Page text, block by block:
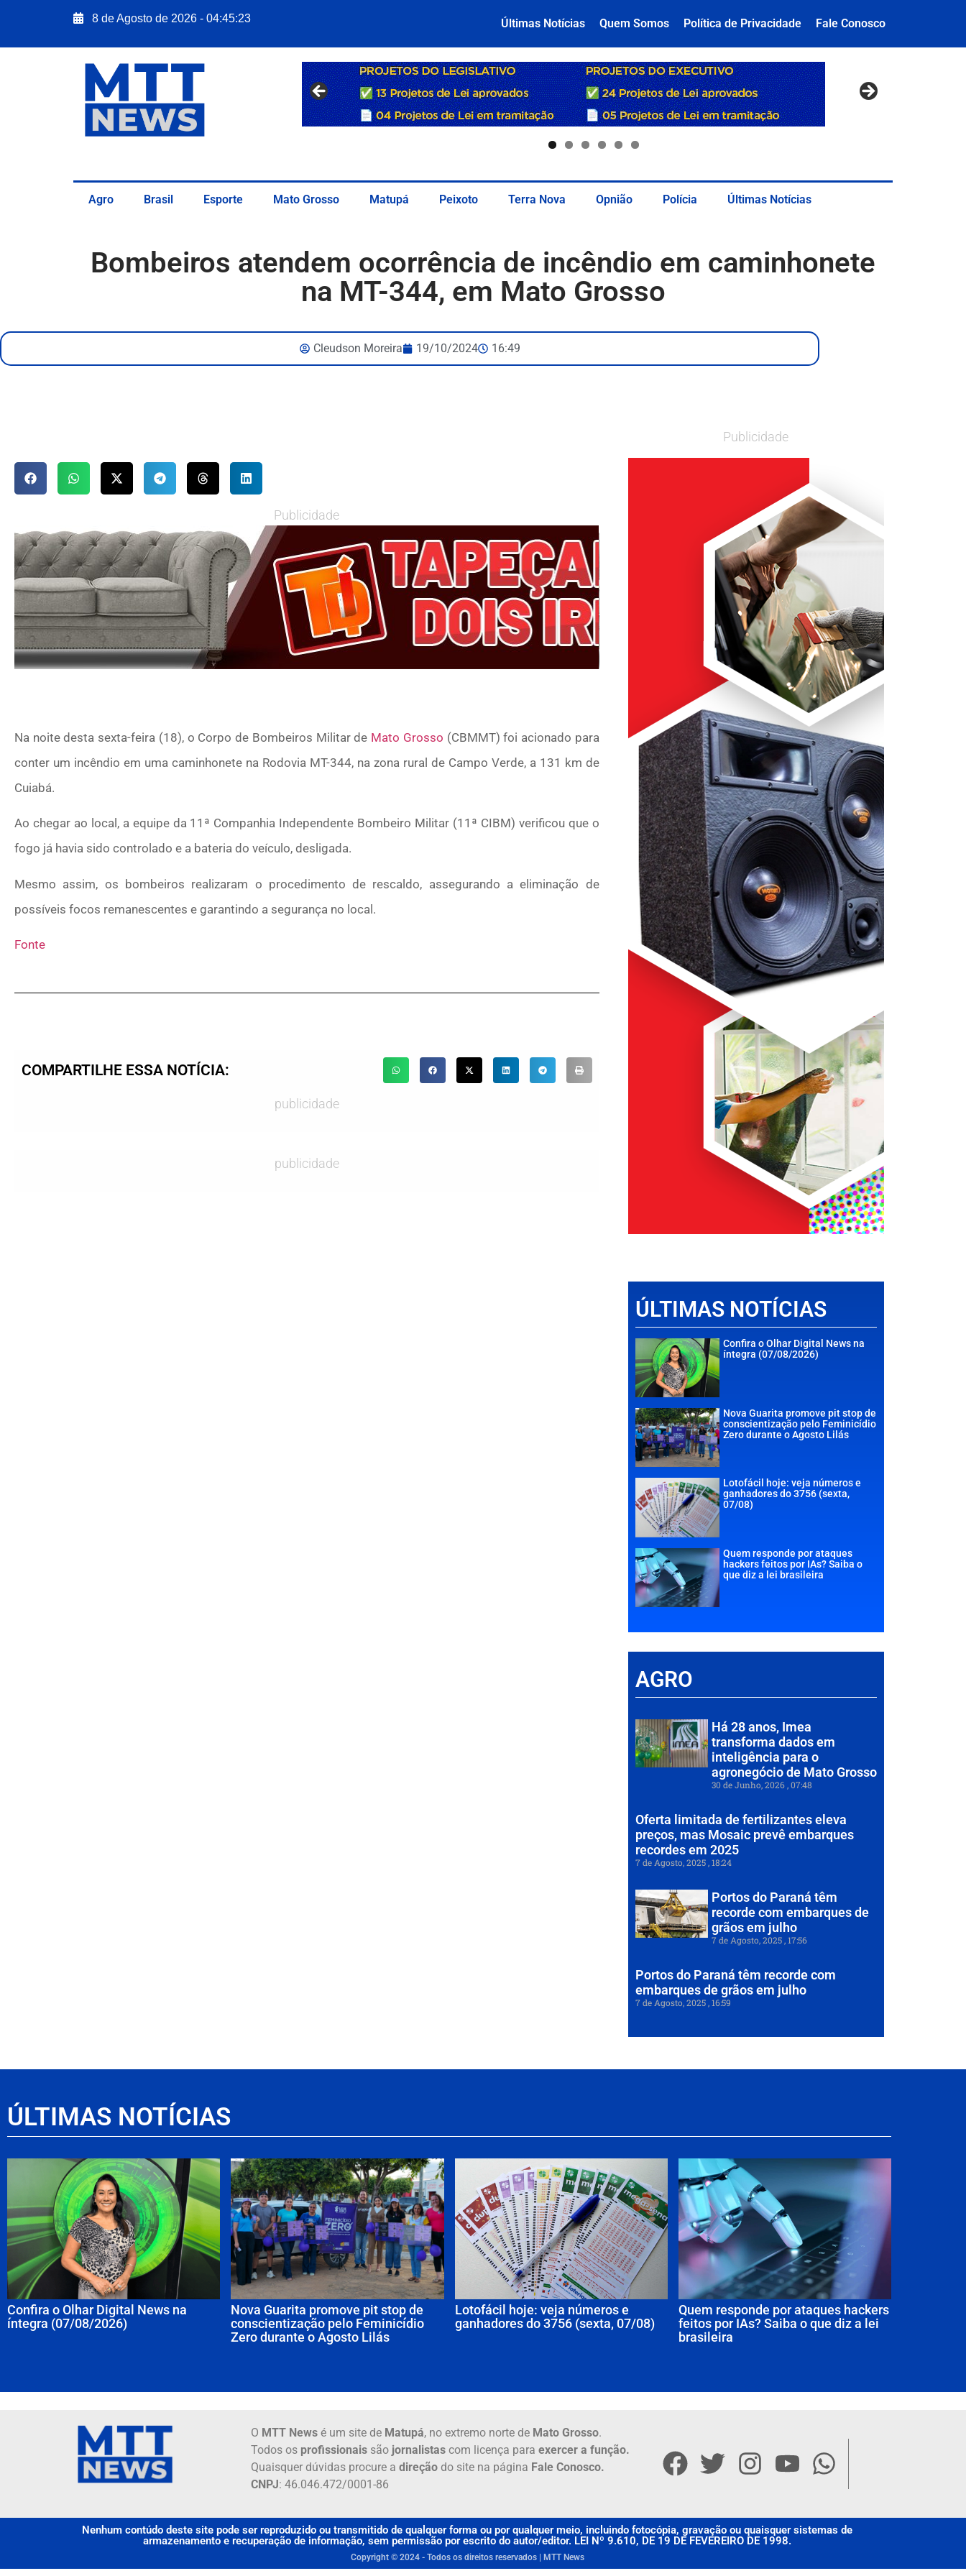
8 de Agosto de 2026 - 04:45:24 Últimas Notícias Quem Somos Política de Privacidade Fale Conosco
Agro Brasil Esporte Mato Grosso Matupá Peixoto Terra Nova Opnião Polícia Últimas Notícias
Bombeiros atendem ocorrência de incêndio em caminhonete
na MT-344, em Mato Grosso
Cleudson Moreira 19/10/2024 16:49
Publicidade
Na noite desta sexta-feira (18), o Corpo de Bombeiros Militar de Mato Grosso (CBMMT) foi acionado para
conter um incêndio em uma caminhonete na Rodovia MT-344, na zona rural de Campo Verde, a 131 km de
Cuiabá.
Ao chegar ao local, a equipe da 11ª Companhia Independente Bombeiro Militar (11ª CIBM) verificou que o
fogo já havia sido controlado e a bateria do veículo, desligada.
Mesmo assim, os bombeiros realizaram o procedimento de rescaldo, assegurando a eliminação de
possíveis focos remanescentes e garantindo a segurança no local.
Fonte
COMPARTILHE ESSA NOTÍCIA:
publicidade
publicidade
Publicidade
ÚLTIMAS NOTÍCIAS
Confira o Olhar Digital News na
íntegra (07/08/2026)
Nova Guarita promove pit stop de
conscientização pelo Feminicídio
Zero durante o Agosto Lilás
Lotofácil hoje: veja números e
ganhadores do 3756 (sexta,
07/08)
Quem responde por ataques
hackers feitos por IAs? Saiba o
que diz a lei brasileira
AGRO
Há 28 anos, Imea
transforma dados em
inteligência para o
agronegócio de Mato Grosso
30 de Junho, 2026 07:48
Oferta limitada de fertilizantes eleva
preços, mas Mosaic prevê embarques
recordes em 2025
7 de Agosto, 2025 18:24
Portos do Paraná têm
recorde com embarques de
grãos em julho
7 de Agosto, 2025 17:56
Portos do Paraná têm recorde com
embarques de grãos em julho
7 de Agosto, 2025 16:59
ÚLTIMAS NOTÍCIAS
Confira o Olhar Digital News na
íntegra (07/08/2026)
Nova Guarita promove pit stop de
conscientização pelo Feminicídio
Zero durante o Agosto Lilás
Lotofácil hoje: veja números e
ganhadores do 3756 (sexta, 07/08)
Quem responde por ataques hackers
feitos por IAs? Saiba o que diz a lei
brasileira
O MTT Newsé um site de Matupá, no extremo norte de Mato Grosso.
Todos os profissionaissão jornalistascom licença para exercer a função.
Quaisquer dúvidas procure a direçãodo site na página Fale Conosco.
CNPJ: 46.046.472/0001-86
Nenhum contúdo deste site pode ser reproduzido ou transmitido de qualquer forma ou por qualquer meio, incluindo fotocópia, gravação ou quaisquer sistemas de
armazenamento e recuperação de informação, sem permissão por escrito do autor/editor. LEI Nº 9.610, DE 19 DE FEVEREIRO DE 1998.
Copyright © 2024 - Todos os direitos reservados | MTT News